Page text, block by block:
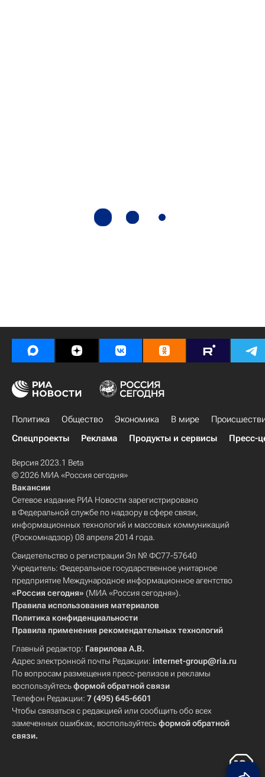
Политика Общество Экономика В мире
Спецпроекты
Реклама Продукты и сервисы Пресс-
Версия 2023.1 Beta
© 2026 МИА «Россия сегодня»
Вакансии
Сетевое издание РИА Новости зарегистрировано
в Федеральной службе по надзору в сфере связи,
информационных технологий и массовых коммуникаций
(Роскомнадзор) 08 апреля 2014 года.
Свидетельство о регистрации Эл № ФС77-57640
Учредитель: Федеральное государственное унитарное
предприятие Международное информационное агентство
«Россия сегодня» (МИА «Россия сегодня»).
Правила использования материалов
Политика конфиденциальности
Правила применения рекомендательных технологий
Главный редактор: Гаврилова А.В.
Адрес электронной почты Редакции: internet-group@ria.ru
По вопросам размещения пресс-релизов и рекламы
воспользуйтесьформой обратной связи
Телефон Редакции: 7 (495) 645-6601
Чтобы связаться с редакцией или сообщить обо всех
замеченных ошибках, воспользуйтесьформой обратной
связи.